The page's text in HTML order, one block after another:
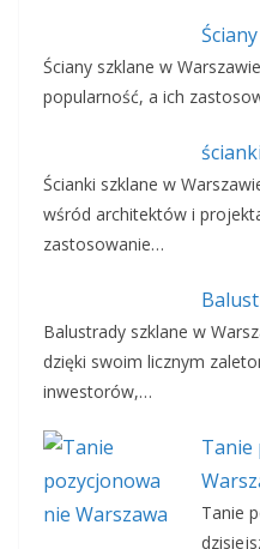
Ściany szklane w
popularność, a ich
Ścianki szklane w
wśród architektów i
zastosowanie…
Balustrady szklane w
dzięki swoim licznym
inwestorów,…
Tanie
Tanie